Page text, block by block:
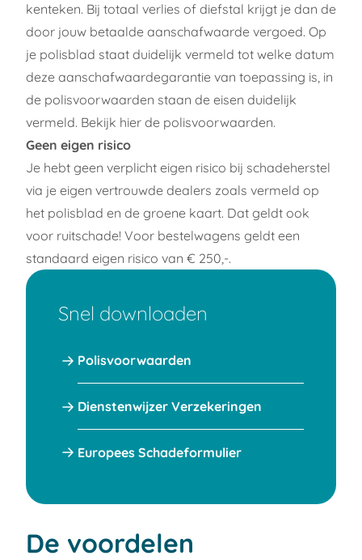
kenteken. Bij totaal verlies of diefstal krijgt je dan de
door jouw betaalde aanschafwaarde vergoed. Op
je polisblad staat duidelijk vermeld tot welke datum
deze aanschafwaardegarantie van toepassing is, in
de polisvoorwaarden staan de eisen duidelijk
vermeld. Bekijk hier de polisvoorwaarden.
Geen eigen risico
Je hebt geen verplicht eigen risico bij schadeherstel
via je eigen vertrouwde dealers zoals vermeld op
het polisblad en de groene kaart. Dat geldt ook
voor ruitschade! Voor bestelwagens geldt een
standaard eigen risico van € 250,-.
Snel downloaden
Polisvoorwaarden
Dienstenwijzer Verzekeringen
Europees Schadeformulier
De voordelen